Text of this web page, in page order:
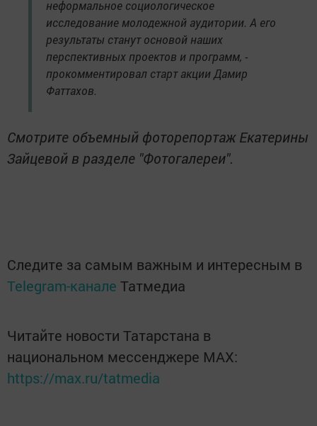
неформальное социологическое
исследование молодежной аудитории. А его
результаты станут основой наших
перспективных проектов и программ, -
прокомментировал старт акции Дамир
Фаттахов.
Смотрите объемный фоторепортаж Екатерины
Зайцевой в разделе "Фотогалереи".
Следите за самым важным и интересным в
Telegram-канале Татмедиа
Читайте новости Татарстана в
национальном мессенджере MАХ:
https://max.ru/tatmedia